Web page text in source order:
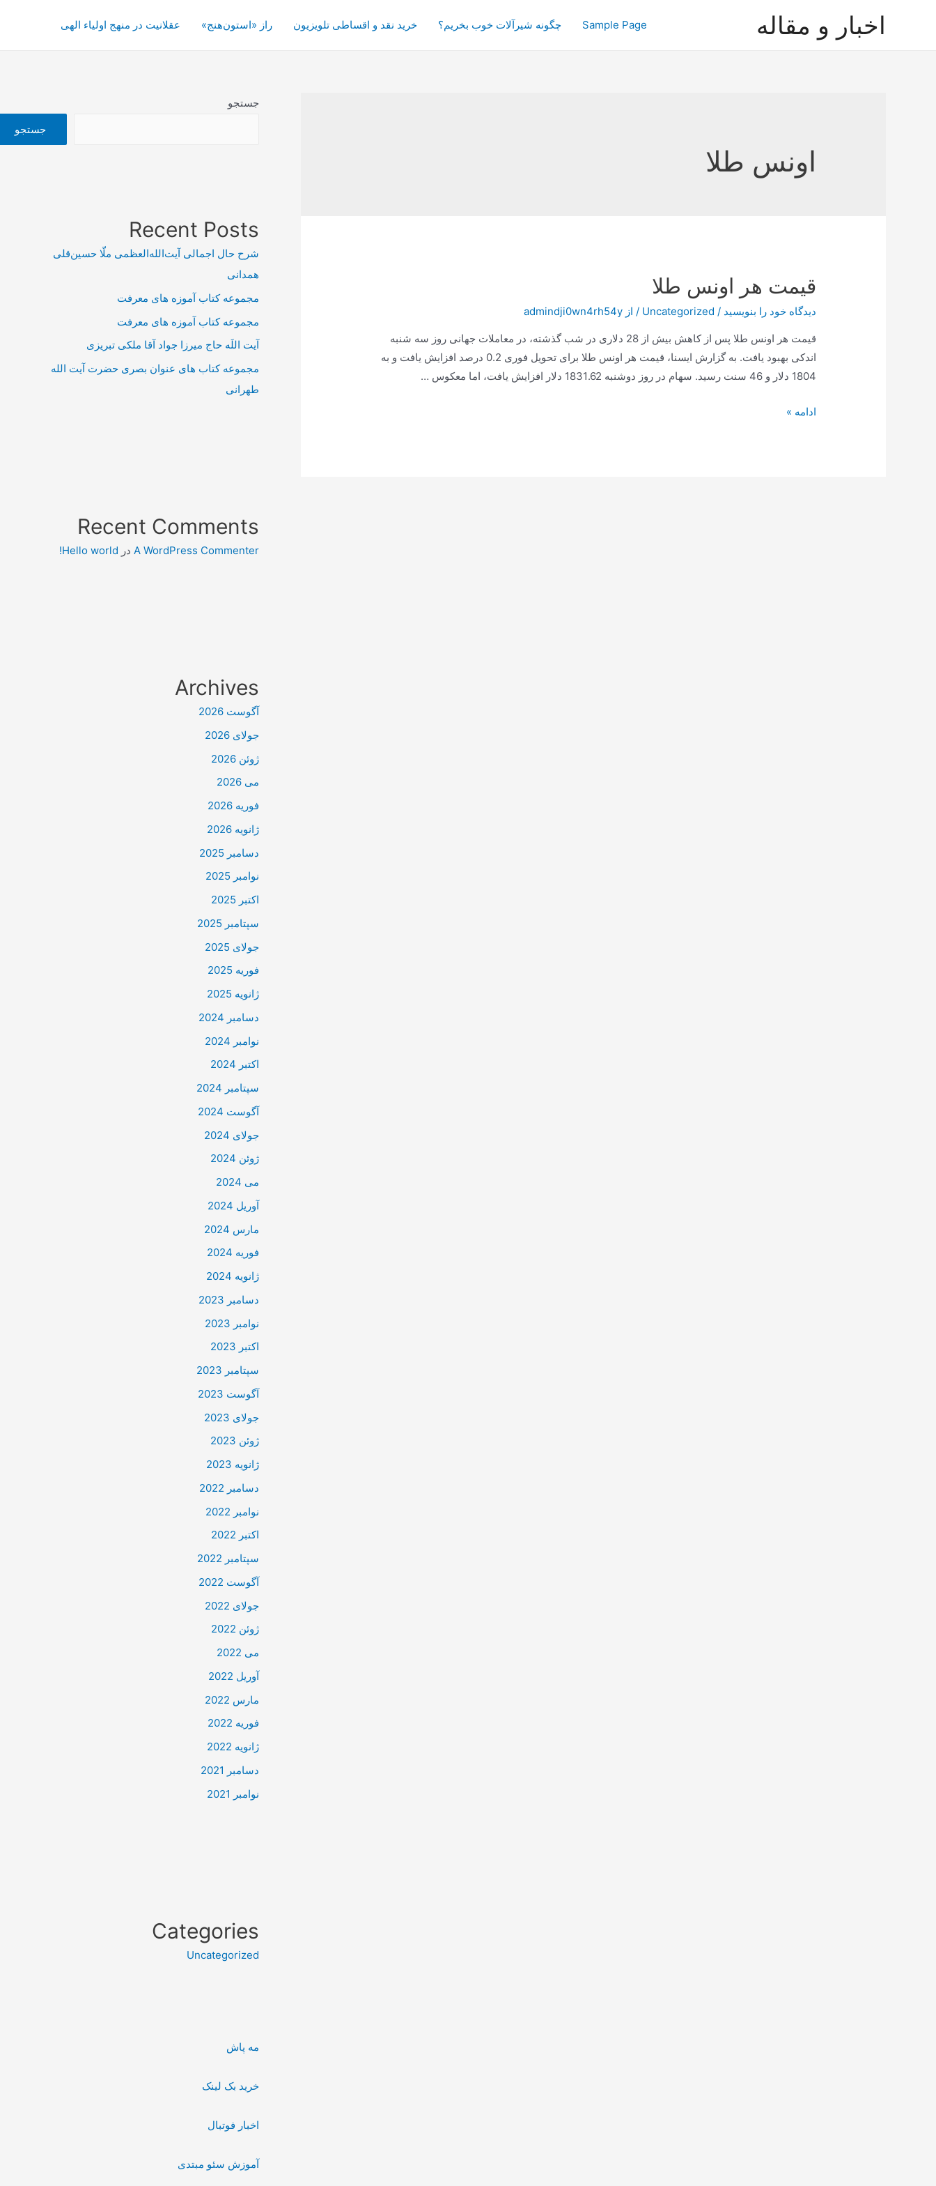
اخبار و مقاله Sample Page چگونه شیرآلات خوب بخریم؟ خرید نقد و اقساطی تلویزیون راز «استون‌هنج» عقلانیت در منهج اولیاء الهی
اونس طلا
قیمت هر اونس طلا
دیدگاه‌ خود را بنویسید /
Uncategorized / از admindji0wn4rh54y
قیمت هر اونس طلا پس از کاهش بیش از 28 دلاری در شب گذشته، در معاملات جهانی روز سه شنبه
اندکی بهبود یافت. به گزارش ایسنا، قیمت هر اونس طلا برای تحویل فوری 0.2 درصد افزایش یافت و به
1804 دلار و 46 سنت رسید. سهام در روز دوشنبه 1831.62 دلار افزایش یافت، اما معکوس …
قیمت
ادامه »
جستجو
جستجو
Recent Posts
شرح حال اجمالی آیت‌الله‌العظمی ملّا حسین‌قلی
همدانی
مجموعه کتاب آموزه های معرفت
مجموعه کتاب آموزه های معرفت
آیت اللَه حاج میرزا جواد آقا ملکی تبریزی
مجموعه کتاب های عنوان بصری حضرت آیت الله
طهرانی
Recent Comments
A WordPress Commenter در Hello world!
Archives
آگوست 2026
جولای 2026
ژوئن 2026
می 2026
فوریه 2026
ژانویه 2026
دسامبر 2025
نوامبر 2025
اکتبر 2025
سپتامبر 2025
جولای 2025
فوریه 2025
ژانویه 2025
دسامبر 2024
نوامبر 2024
اکتبر 2024
سپتامبر 2024
آگوست 2024
جولای 2024
ژوئن 2024
می 2024
آوریل 2024
مارس 2024
فوریه 2024
ژانویه 2024
دسامبر 2023
نوامبر 2023
اکتبر 2023
سپتامبر 2023
آگوست 2023
جولای 2023
ژوئن 2023
ژانویه 2023
دسامبر 2022
نوامبر 2022
اکتبر 2022
سپتامبر 2022
آگوست 2022
جولای 2022
ژوئن 2022
می 2022
آوریل 2022
مارس 2022
فوریه 2022
ژانویه 2022
دسامبر 2021
نوامبر 2021
Categories
Uncategorized
مه پاش
خرید بک لینک
اخبار فوتبال
آموزش سئو مبتدی